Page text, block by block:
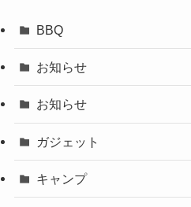
BBQ
お知らせ
お知らせ
ガジェット
キャンプ